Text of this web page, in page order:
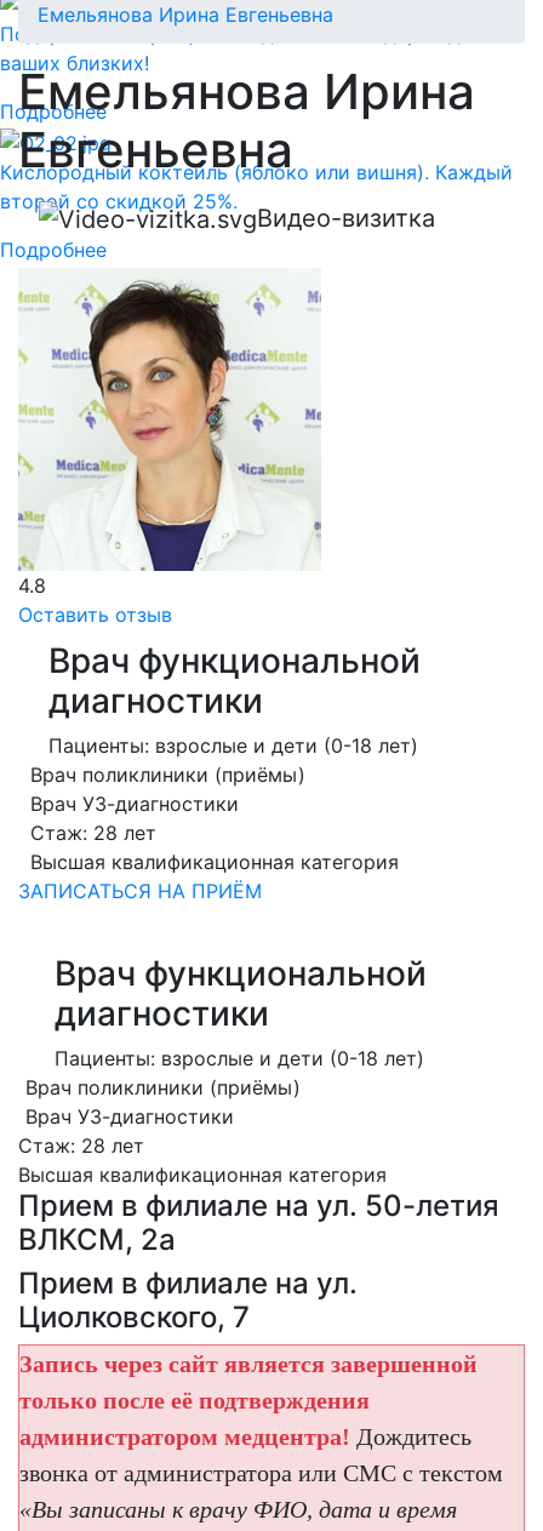
Подарочный сертификат-идеальный подарок для
ваших близких!
Подробнее
Кислородный коктейль (яблоко или вишня). Каждый
второй со скидкой 25%.
Подробнее
Емельянова Ирина Евгеньевна
Емельянова Ирина
Евгеньевна
Видео-визитка
4.8
Оставить отзыв
Врач функциональной
диагностики
Пациенты: взрослые и дети (0-18 лет)
Врач поликлиники (приёмы)
Врач УЗ-диагностики
Стаж: 28 лет
Высшая квалификационная категория
ЗАПИСАТЬСЯ НА ПРИЁМ
Врач функциональной
диагностики
Пациенты: взрослые и дети (0-18 лет)
Врач поликлиники (приёмы)
Врач УЗ-диагностики
Стаж: 28 лет
Высшая квалификационная категория
Прием в филиале на ул. 50-летия
ВЛКСМ, 2а
Прием в филиале на ул.
Циолковского, 7
Запись через сайт является завершенной
только после её подтверждения
администратором медцентра! Дождитесь
звонка от администратора или СМС с текстом
«Вы записаны к врачу ФИО, дата и время